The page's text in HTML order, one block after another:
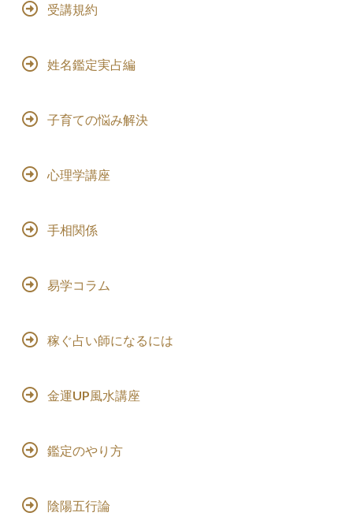
受講規約
姓名鑑定実占編
子育ての悩み解決
心理学講座
手相関係
易学コラム
稼ぐ占い師になるには
金運UP風水講座
鑑定のやり方
陰陽五行論